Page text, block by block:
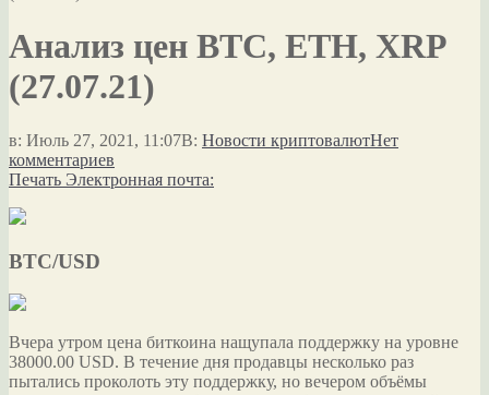
Анализ цен BTC, ETH, XRP
(27.07.21)
в: Июль 27, 2021, 11:07В: Новости криптовалютНет
комментариев
Печать Электронная почта:
BTC/USD
Вчера утром цена биткоина нащупала поддержку на уровне
38000.00 USD. В течение дня продавцы несколько раз
пытались проколоть эту поддержку, но вечером объёмы